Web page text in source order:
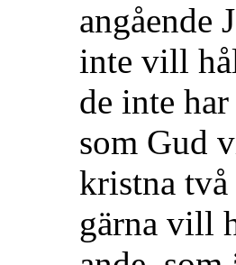
angående
inte vill
de inte
som Gud
kristna
gärna vill